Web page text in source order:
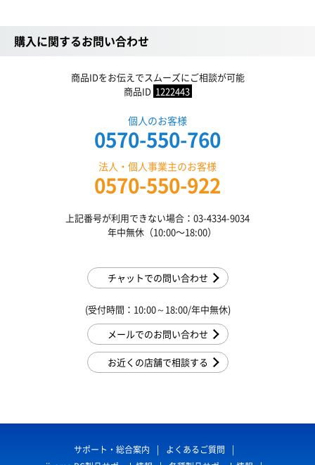
購入に関するお問い合わせ
商品IDをお伝えでスムーズにご相談が可能
商品ID 1222443
個人のお客様
0570-550-760
法人・個人事業主のお客様
0570-550-922
上記番号が利用できない場合：03-4334-9034
年中無休（10:00〜18:00）
チャットでの問い合わせ
(受付時間：10:00～18:00/年中無休)
メールでのお問い合わせ
お近くの店舗で相談する
サポート・総合案内
よくあるご質問